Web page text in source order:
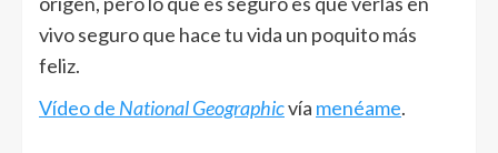
vivo seguro que hace tu vida un poquito más
feliz.
Vídeo de National Geographicvía menéame.